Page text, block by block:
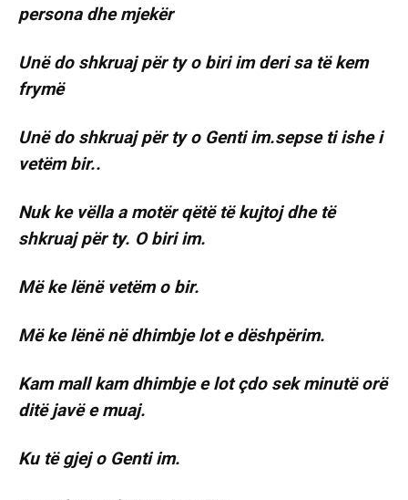
Unë do shkruaj për ty o biri im deri sa të kem
frymë
Unë do shkruaj për ty o Genti im.sepse ti ishe i
vetëm bir..
Nuk ke vëlla a motër qëtë të kujtoj dhe të
shkruaj për ty. O biri im.
Më ke lënë vetëm o bir.
Më ke lënë në dhimbje lot e dëshpërim.
Kam mall kam dhimbje e lot çdo sek minutë orë
ditë javë e muaj.
Ku të gjej o Genti im.